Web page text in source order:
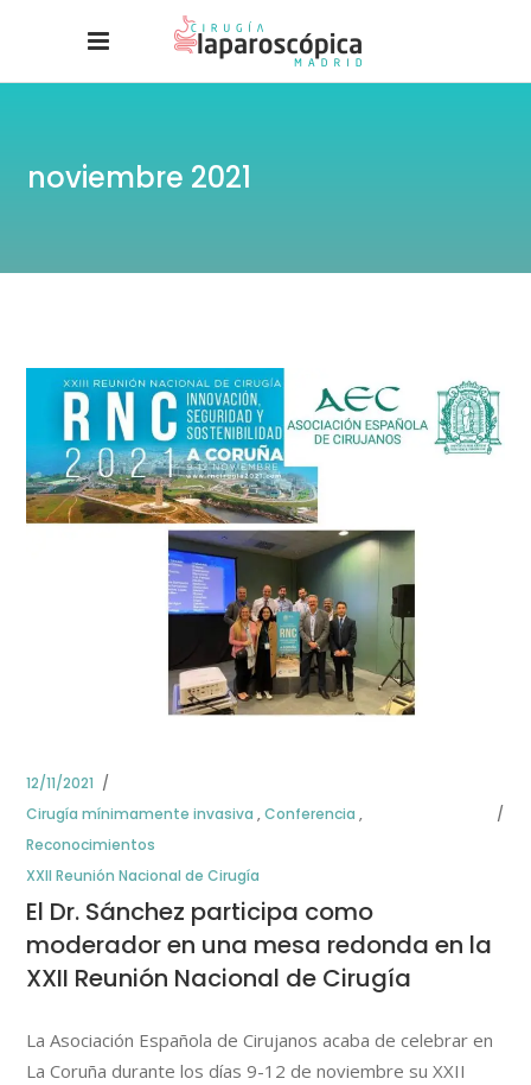
noviembre 2021
12/11/2021
Cirugía mínimamente invasiva ,Conferencia ,
Reconocimientos
XXII Reunión Nacional de Cirugía
El Dr. Sánchez participa como
moderador en una mesa redonda en la
XXII Reunión Nacional de Cirugía
La Asociación Española de Cirujanos acaba de celebrar en
La Coruña durante los días 9-12 de noviembre su XXII